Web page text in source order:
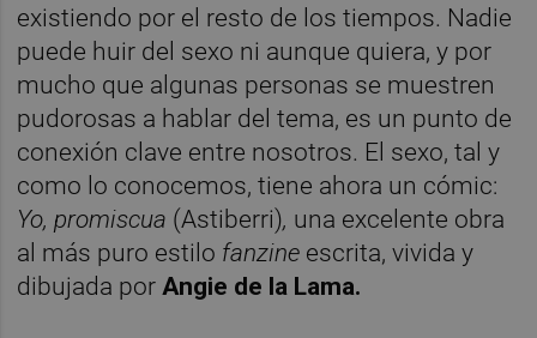
existiendo por el resto de los tiempos. Nadie
puede huir del sexo ni aunque quiera, y por
mucho que algunas personas se muestren
pudorosas a hablar del tema, es un punto de
conexión clave entre nosotros. El sexo, tal y
como lo conocemos, tiene ahora un cómic:
Yo, promiscua (Astiberri), una excelente obra
al más puro estilo fanzine escrita, vivida y
dibujada por Angie de la Lama.